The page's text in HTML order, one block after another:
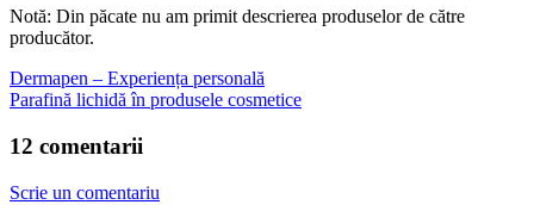
Notă: Din păcate nu am primit descrierea produselor de către
producător.
Dermapen – Experiența personală
Parafină lichidă în produsele cosmetice
12 comentarii
Scrie un comentariu